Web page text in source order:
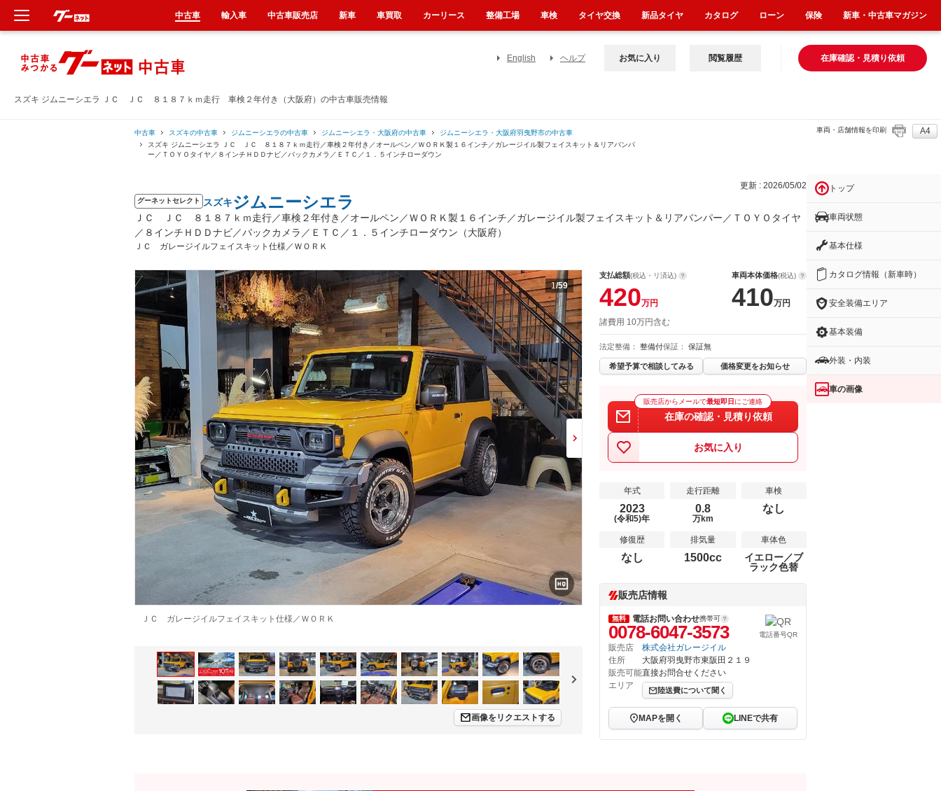
スズキ ジムニーシエラ ＪＣ ＪＣ ８１８７ｋｍ走行 車検２年付き（大阪府）の中古車販売情報
English ヘルプ 在庫確認・見積り依頼
お気に入り 閲覧履歴
中古車 スズキの中古車 ジムニーシエラの中古車 ジムニーシエラ・大阪府の中古車
ジムニーシエラ・大阪府羽曳野市の中古車
スズキ ジムニーシエラ ＪＣ ＪＣ ８１８７ｋｍ走行／車検２年付き／オールペン／ＷＯＲＫ製１６インチ／ガレージイル製フェイスキット＆リアバンパ
ー／ＴＯＹＯタイヤ／８インチＨＤＤナビ／バックカメラ／ＥＴＣ／１．５インチローダウン
車両・店舗情報を印刷 A4
更新 : 2026/05/02
グーネットセレクト スズキジムニーシエラ
ＪＣ ＪＣ ８１８７ｋｍ走行／車検２年付き／オールペン／ＷＯＲＫ製１６インチ／ガレージイル製フェイスキット＆リアバンパー／ＴＯＹＯタイヤ
／８インチＨＤＤナビ／バックカメラ／ＥＴＣ／１．５インチローダウン（大阪府）
ＪＣ ガレージイルフェイスキット仕様／ＷＯＲＫ
1/59
ＪＣ ガレージイルフェイスキット仕様／ＷＯＲＫ
画像をリクエストする
支払総額(税込・リ済込)
420万円
車両本体価格(税込)
410万円
諸費用 10万円含む
法定整備： 整備付保証： 保証無
希望予算で相談してみる 価格変更をお知らせ
販売店からメールで最短即日 にご連絡
在庫の確認・見積り依頼
お気に入り
年式
2023
(令和5)年
走行距離
0.8
万km
車検
なし
修復歴
なし
排気量
1500cc
車体色
イエロー／ブ
ラック色替
販売店情報
無料 電話お問い合わせ携帯可
0078-6047-3573 電話番号QR
販売店
株式会社ガレージイル
住所
大阪府羽曳野市東阪田２１９
販売可能
エリア
直接お問合せください
陸送費について聞く
MAPを開く LINEで共有
トップ
車両状態
基本仕様
カタログ情報（新車時）
安全装備エリア
基本装備
外装・内装
車の画像
中古車 輸入車 中古車販売店 新車 車買取 カーリース 整備工場 車検 タイヤ交換 新品タイヤ カタログ ローン 保険 新車・中古車マガジン
新車
中古車